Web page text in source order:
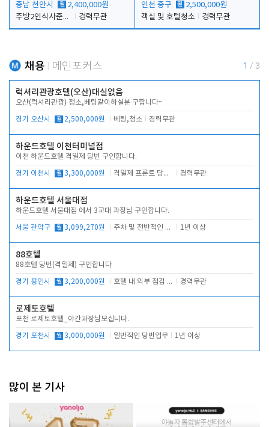
충남 천안시 월 2,400,000원
주방2인식사준비및청소린렌보조
경력무관
인천 중구 월 2,500,000원
객실 및 호텔청소
경력무관
채용 메인포커스 1 / 3
럭셔리관광호텔(오산)대실없음
오산(럭셔리관광) 청소,베팅같이하실분 구합니다~
경기 오산시 월 2,500,000원 베팅,청소 경력무관
하운드호텔 이천터미널점
이천 하운드호텔 격일제 당번 구인합니다.
경기 이천시 월 3,300,000원 격일제 프론트 당번 업무로 주차 및 객실 점검 경력무관
하운드호텔 서울대점
하운드호텔 서울대점 에서 3교대 과장님 구인합니다.
서울 관악구 월 3,099,270원 주차 및 전반적인 당번업무 1년 이상
88호텔
88호텔 당번(격일제) 구인합니다
경기 용인시 월 3,200,000원 호텔 내 외부 점검 및 프런트 운영 경력무관
로제토호텔
포천 로제토호텔_야간과장님모십니다.
경기 포천시 월 3,000,000원 일반적인 당번업무 1년 이상
많이 본 기사